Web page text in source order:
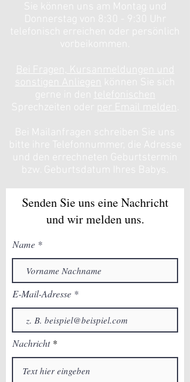
Sie können uns am Montag und
Donnerstag von 8:30 - 9:30 Uhr
telefonisch erreichen oder persönlich
vorbeikommen.
Bei Fragen, Kursanmeldungen und
sonstigen Anliegen können Sie sich
gerne in den telefonischen
Sprechzeiten oder
per Email melden
Bei Mailanfragen schreiben Sie uns
bitte ihre Telefonnummer, die Adresse
und den errechneten Geburtstermin
bzw. Geburtsdatum Ihres Babys.
Senden Sie uns eine Nachricht
und wir melden uns.
Name
E-Mail-Adresse
Nachricht